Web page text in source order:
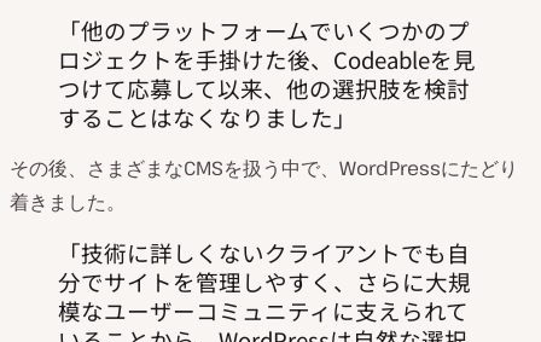
他のプラットフォームでいくつかのプ
ロジェクトを手掛けた後、Codeableを見
つけて応募して以来、他の選択肢を検討
することはなくなりました
その後、さまざまなCMSを扱う中で、WordPressにたどり
着きました。
技術に詳しくないクライアントでも自
分でサイトを管理しやすく、さらに大規
模なユーザーコミュニティに支えられて